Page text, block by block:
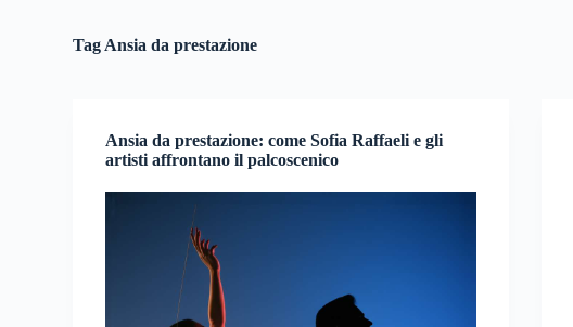
Tag Ansia da prestazione
Ansia da prestazione: come Sofia Raffaeli e gli
artisti affrontano il palcoscenico